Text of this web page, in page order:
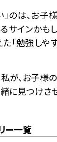
のは、お子
サインかも
「勉強しや
、お子様の
に見つけさ
ー一覧